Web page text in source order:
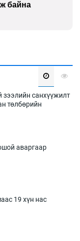
байна
зээлийн санхүүжилт
төлбөрийн
аваргаар
19 хүн нас